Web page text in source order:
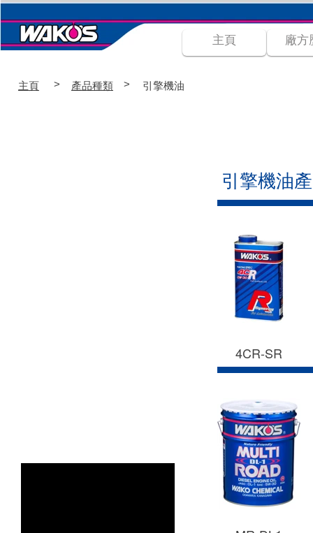
主頁 廠方
主頁 > 產品種類 > 引擎機油
引擎機油
4CR-SR